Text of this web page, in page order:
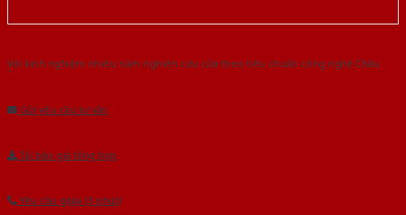
Với kinh nghiệm nhiêu năm nghiên cứu cửa theo tiêu chuẩn công nghệ Châu
Âu.Chúng tôi tự tin là nhà sản xuất & cung cấp hàng đầu tại Việt Nam!
Gửi yêu cầu tư vấn
Tải báo giá tổng hợp
Yêu cầu gọi lại (3 phút)